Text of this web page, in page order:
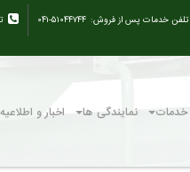
تلفن خدمات پس از فروش: ۰۴۱-۵۱۰۴۴۷۴۴
خدمات نمایندگی ها اخبار و